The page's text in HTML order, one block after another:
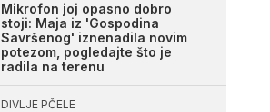
Mikrofon joj opasno dobro
stoji: Maja iz 'Gospodina
Savršenog' iznenadila novim
potezom, pogledajte što je
radila na terenu
DIVLJE PČELE